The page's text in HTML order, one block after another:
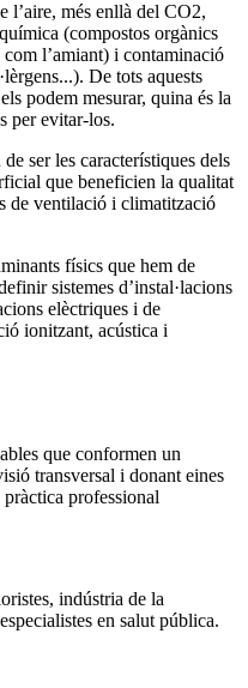
l’aire, més enllà del CO2,
(compostos orgànics
l’amiant) i contaminació
De tots aquests
podem mesurar, quina és la
per evitar-los.
ser les característiques dels
que beneficien la qualitat
de ventilació i climatització
físics que hem de
sistemes d’instal·lacions
elèctriques i de
ionitzant, acústica i
que conformen un
transversal i donant eines
professional
indústria de la
en salut pública.